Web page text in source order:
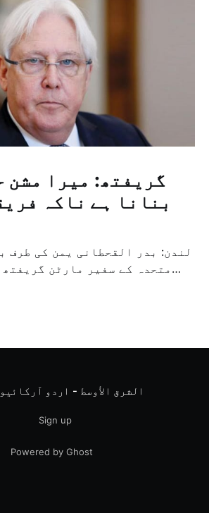
گریفتھ: میرا مشن
بنانا ہے ناکہ
لندن: بدر القحطانی یمن کی طرف
متحدہ کے سفیر مارٹن
ثالثی اور اس کشمکش کی حدبندی
الشرق الأوسط - اردو آرکائیو
Sign up
Powered by Ghost